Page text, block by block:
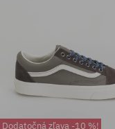
Dodatočná zľava -10 %!